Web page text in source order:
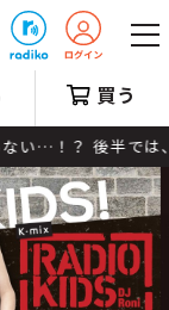
買う
では、